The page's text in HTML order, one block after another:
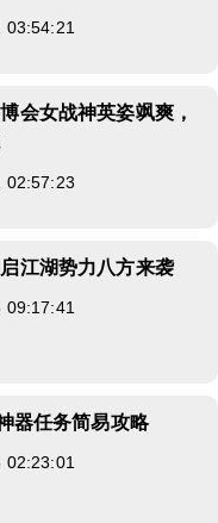
03:54:21
会女战神英姿飒爽，
02:57:23
江湖势力八方来袭
09:17:41
器任务简易攻略
02:23:01